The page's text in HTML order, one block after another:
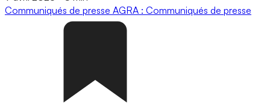
Communiqués de presse AGRA : Communiqués de presse